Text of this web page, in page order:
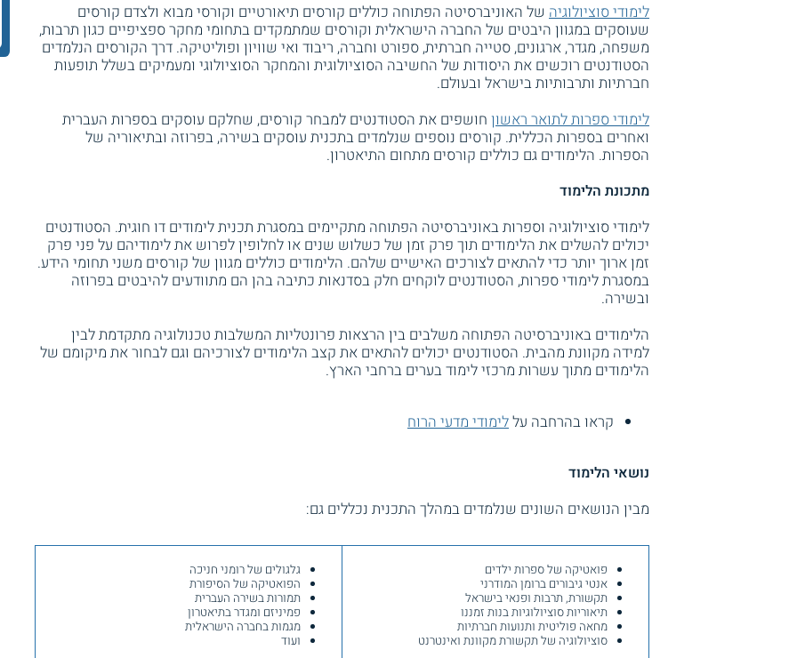
לימודי סוציולוגיה של האוניברסיטה הפתוחה כוללים קורסים תיאורטיים וקורסי מבוא ולצדם קורסים
שעוסקים במגוון היבטים של החברה הישראלית וקורסים שמתמקדים בתחומי מחקר ספציפיים כגון תרבות,
משפחה, מגדר, ארגונים, סטייה חברתית, ספורט וחברה, ריבוד ואי שוויון ופוליטיקה. דרך הקורסים הנלמדים
הסטודנטים רוכשים את היסודות של החשיבה הסוציולוגית והמחקר הסוציולוגי ומעמיקים בשלל תופעות
חברתיות ותרבותיות בישראל ובעולם.
לימודי ספרות לתואר ראשון חושפים את הסטודנטים למבחר קורסים, שחלקם עוסקים בספרות העברית
ואחרים בספרות הכללית. קורסים נוספים שנלמדים בתכנית עוסקים בשירה, בפרוזה ובתיאוריה של
הספרות. הלימודים גם כוללים קורסים מתחום התיאטרון.
מתכונת הלימוד
לימודי סוציולוגיה וספרות באוניברסיטה הפתוחה מתקיימים במסגרת תכנית לימודים דו חוגית. הסטודנטים
יכולים להשלים את הלימודים תוך פרק זמן של כשלוש שנים או לחלופין לפרוש את לימודיהם על פני פרק
זמן ארוך יותר כדי להתאים לצורכים האישיים שלהם. הלימודים כוללים מגוון של קורסים משני תחומי הידע.
במסגרת לימודי ספרות, הסטודנטים לוקחים חלק בסדנאות כתיבה בהן הם מתוודעים להיבטים בפרוזה
ובשירה.
הלימודים באוניברסיטה הפתוחה משלבים בין הרצאות פרונטליות המשלבות טכנולוגיה מתקדמת לבין
למידה מקוונת מהבית. הסטודנטים יכולים להתאים את קצב הלימודים לצורכיהם וגם לבחור את מיקומם של
הלימודים מתוך עשרות מרכזי לימוד בערים ברחבי הארץ.
קראו בהרחבה עללימודי מדעי הרוח
נושאי הלימוד
מבין הנושאים השונים שנלמדים במהלך התכנית נכללים גם:
פואטיקה של ספרות ילדים
אנטי גיבורים ברומן המודרני
תקשורת, תרבות ופנאי בישראל
תיאוריות סוציולוגיות בנות זמננו
מחאה פוליטית ותנועות חברתיות
סוציולוגיה של תקשורת מקוונת ואינטרנט
גלגולים של רומני חניכה
הפואטיקה של הסיפורת
תמורות בשירה העברית
פמיניזם ומגדר בתיאטרון
מגמות בחברה הישראלית
ועוד